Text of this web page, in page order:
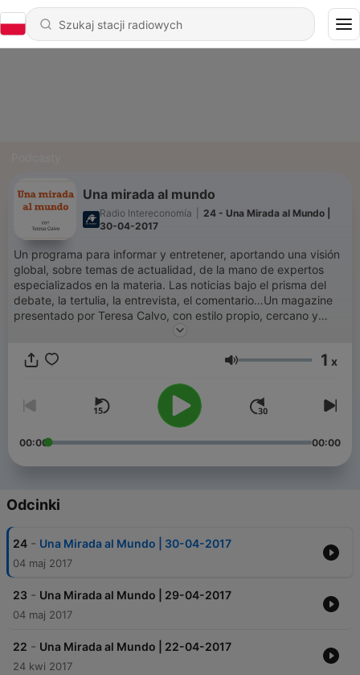
Una mirada al mundo
Radio Intereconomía
24 - Una Mirada al Mundo |
30-04-2017
Un programa para informar y entretener, aportando una visión
global, sobre temas de actualidad, de la mano de expertos
especializados en la materia. Las noticias bajo el prisma del
debate, la tertulia, la entrevista, el comentario…Un magazine
presentado por Teresa Calvo, con estilo propio, cercano y
dinámico. Todos los sábados y domingos, de 22:00 a 23:00
Głośność 1 x
00:00 00:00
Odcinki
24 - Una Mirada al Mundo | 30-04-2017
04 maj 2017
23 - Una Mirada al Mundo | 29-04-2017
04 maj 2017
22 - Una Mirada al Mundo | 22-04-2017
24 kwi 2017